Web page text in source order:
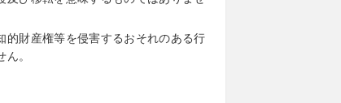
的財産権等を侵害するおそれのある行
。